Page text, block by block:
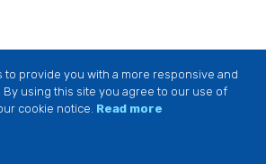
to provide you with a more responsive and
using this site you agree to our use of
cookie notice. Read more